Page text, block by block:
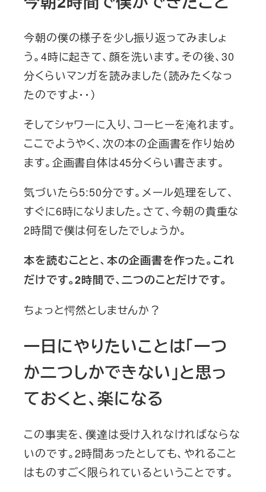
今朝の僕の様子を少し振り返ってみましょ
う。4時に起きて、顔を洗います。その後、30
分くらいマンガを読みました（読みたくなっ
たのですよ・・）
そしてシャワーに入り、コーヒーを淹れます。
ここでようやく、次の本の企画書を作り始め
ます。企画書自体は45分くらい書きます。
気づいたら5:50分です。メール処理をして、
すぐに6時になりました。さて、今朝の貴重な
2時間で僕は何をしたでしょうか。
本を読むことと、本の企画書を作った。これ
だけです。2時間で、二つのことだけです。
ちょっと愕然としませんか？
一日にやりたいことは「一つ
か二つしかできない」と思っ
ておくと、楽になる
この事実を、僕達は受け入れなければならな
いのです。2時間あったとしても、やれること
はものすごく限られているということです。